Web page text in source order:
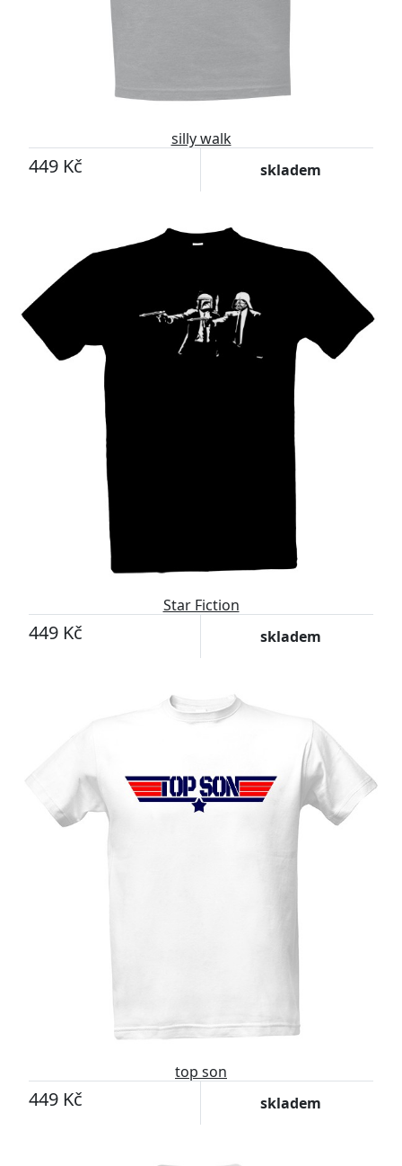
silly walk
449 Kč skladem
Star Fiction
449 Kč skladem
top son
449 Kč skladem